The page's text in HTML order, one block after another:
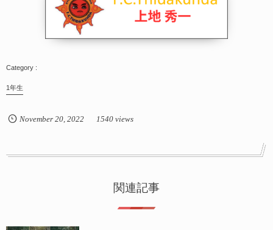
1年生
November 20, 2022 1540 views
関連記事